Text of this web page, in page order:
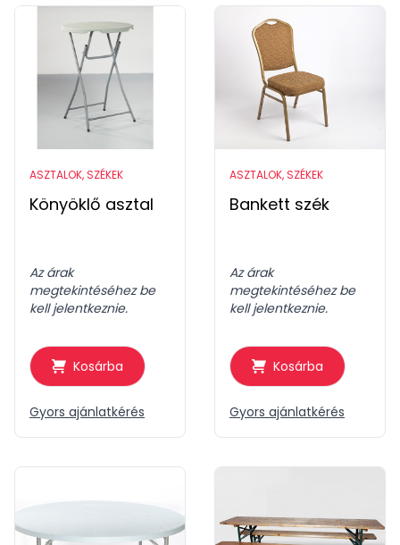
ASZTALOK, SZÉKEK
Könyöklő asztal
Az árak
megtekintéséhez be
kell jelentkeznie.
Kosárba
Gyors ajánlatkérés
ASZTALOK, SZÉKEK
Bankett szék
Az árak
megtekintéséhez be
kell jelentkeznie.
Kosárba
Gyors ajánlatkérés